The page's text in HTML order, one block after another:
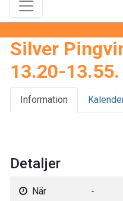
Silver
13.20-13.55.
Information
Detaljer
När -